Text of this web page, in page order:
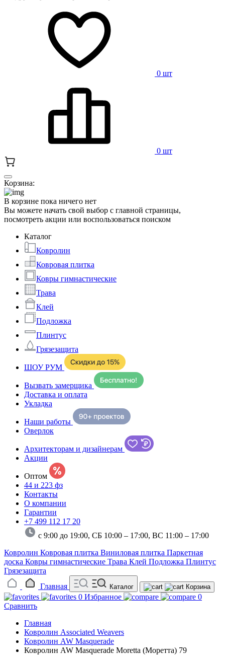
0 шт
0 шт
Корзина:
В корзине пока ничего нет
Вы можете начать свой выбор с главной страницы,
посмотреть акции или воспользоваться поиском
Каталог
Ковролин
Ковровая плитка
Ковры гимнастические
Трава
Клей
Подложка
Плинтус
Грязезащита
ШОУ РУМ
Вызвать замерщика
Доставка и оплата
Укладка
Наши работы
Оверлок
Архитекторам и дизайнерам
Акции
Оптом
44 и 223 фз
Контакты
О компании
Гарантии
+7 499 112 17 20
с 9:00 до 19:00, СБ 10:00 – 17:00, ВС 11:00 – 17:00
Ковролин Ковровая плитка Виниловая плитка Паркетная
доска Ковры гимнастические Трава Клей Подложка Плинтус
Грязезащита
Главная
Каталог Корзина
0 Избранное
0
Сравнить
Главная
Ковролин Associated Weavers
Ковролин AW Masquerade
Ковролин AW Masquerade Moretta (Моретта) 79